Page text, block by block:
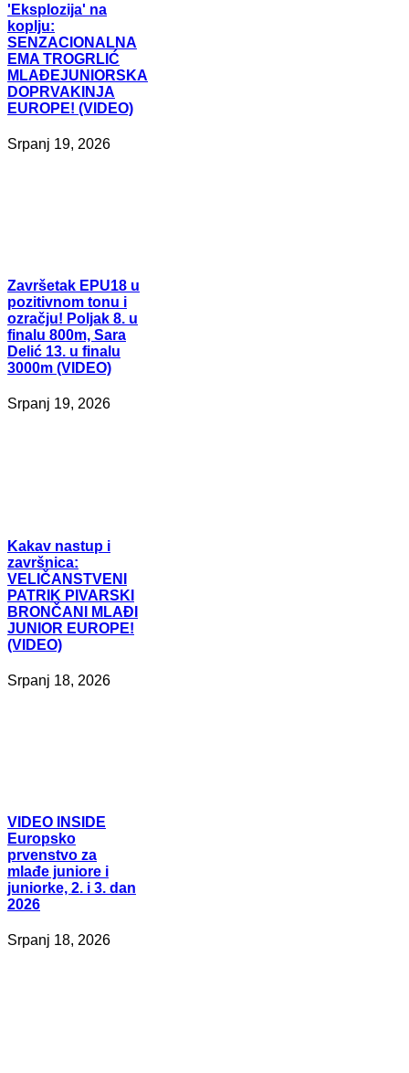
'Eksplozija' na
koplju:
SENZACIONALNA
EMA TROGRLIĆ
MLAĐEJUNIORSKA
DOPRVAKINJA
EUROPE! (VIDEO)
Srpanj 19, 2026
Završetak EPU18 u
pozitivnom tonu i
ozračju! Poljak 8. u
finalu 800m, Sara
Delić 13. u finalu
3000m (VIDEO)
Srpanj 19, 2026
Kakav nastup i
završnica:
VELIČANSTVENI
PATRIK PIVARSKI
BRONČANI MLAĐI
JUNIOR EUROPE!
(VIDEO)
Srpanj 18, 2026
VIDEO INSIDE
Europsko
prvenstvo za
mlađe juniore i
juniorke, 2. i 3. dan
2026
Srpanj 18, 2026